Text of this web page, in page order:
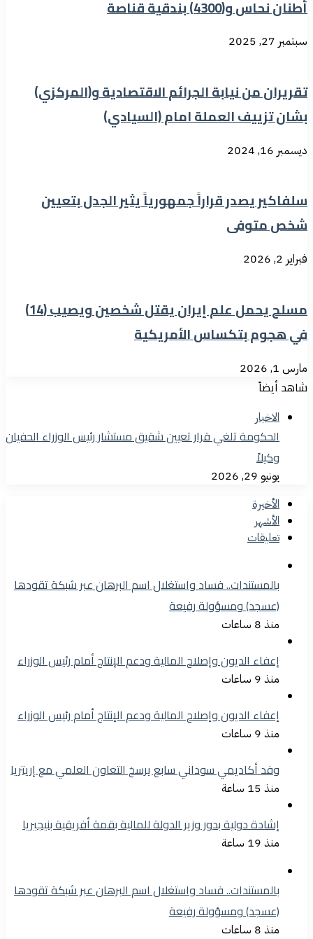
أطنان نحاس و(4300) بندقية قناصة
سبتمبر 27, 2025
تقريران من نيابة الجرائم الاقتصادية و(المركزي)
بشان تزييف العملة امام (السيادي)
ديسمبر 16, 2024
سلفاكير يصدر قراراً جمهورياً يثير الجدل بتعيين
شخص متوفى
فبراير 2, 2026
مسلح يحمل علم إيران يقتل شخصين ويصيب (14)
في هجوم بتكساس الأمريكية
مارس 1, 2026
شاهد أيضاً
الاخبار
الحكومة تلغي قرار تعيين شقيق مستشار رئيس الوزراء الحفيان
وكيلاً
يونيو 29, 2026
الأخيرة
الأشهر
تعليقات
بالمستندات.. فساد واستغلال اسم البرهان عبر شبكة تقودها
(عسجد) ومسؤولة رفيعة
منذ 8 ساعات
إعفاء الديون وإصلاح المالية ودعم الإنتاج أمام رئيس الوزراء
منذ 9 ساعات
إعفاء الديون وإصلاح المالية ودعم الإنتاج أمام رئيس الوزراء
منذ 9 ساعات
وفد أكاديمي سوداني سابع يرسخ التعاون العلمي مع إريتريا
منذ 15 ساعة
إشادة دولية بدور وزير الدولة للمالية بقمة أفريقية بنيجيريا
منذ 19 ساعة
بالمستندات.. فساد واستغلال اسم البرهان عبر شبكة تقودها
(عسجد) ومسؤولة رفيعة
منذ 8 ساعات